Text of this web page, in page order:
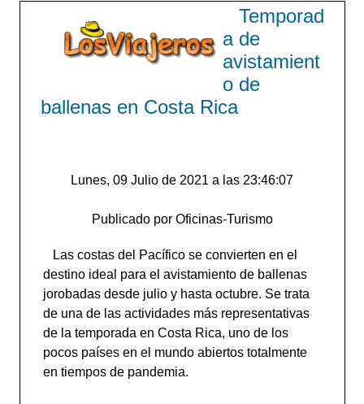
Temporad
a de
avistamient
o de
ballenas en Costa Rica
Lunes, 09 Julio de 2021 a las 23:46:07
Publicado por Oficinas-Turismo
Las costas del Pacífico se convierten en el
destino ideal para el avistamiento de ballenas
jorobadas desde julio y hasta octubre. Se trata
de una de las actividades más representativas
de la temporada en Costa Rica, uno de los
pocos países en el mundo abiertos totalmente
en tiempos de pandemia.